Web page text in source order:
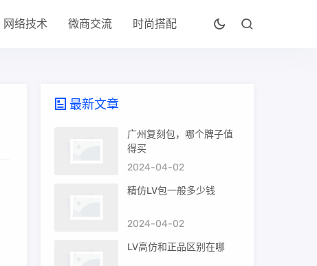
网络技术 微商交流 时尚搭配
最新文章
广州复刻包，哪个牌子值
得买
2024-04-02
精仿LV包一般多少钱
2024-04-02
LV高仿和正品区别在哪